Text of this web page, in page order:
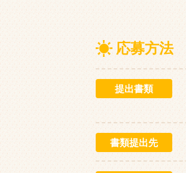
応募方法
提出書類
書類提出先